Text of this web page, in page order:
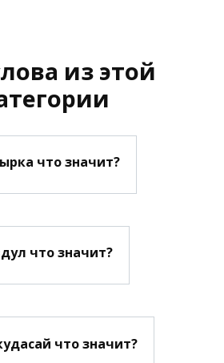
из этой
что значит?
что значит?
что значит?